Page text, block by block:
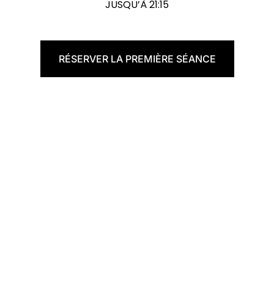
JUSQU’À 21:15
RÉSERVER LA PREMIÈRE SÉANCE